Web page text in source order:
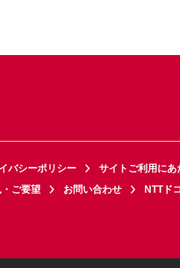
バシーポリシー サイトご利用にあ
ご要望 お問い合わせ NTTド